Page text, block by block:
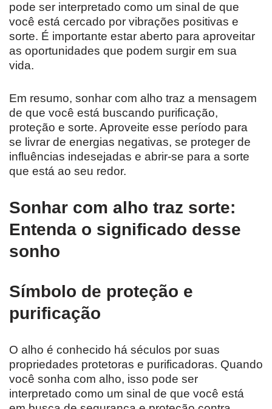
pode ser interpretado como um sinal de que
você está cercado por vibrações positivas e
sorte. É importante estar aberto para aproveitar
as oportunidades que podem surgir em sua
vida.
Em resumo, sonhar com alho traz a mensagem
de que você está buscando purificação,
proteção e sorte. Aproveite esse período para
se livrar de energias negativas, se proteger de
influências indesejadas e abrir-se para a sorte
que está ao seu redor.
Sonhar com alho traz sorte:
Entenda o significado desse
sonho
Símbolo de proteção e
purificação
O alho é conhecido há séculos por suas
propriedades protetoras e purificadoras. Quando
você sonha com alho, isso pode ser
interpretado como um sinal de que você está